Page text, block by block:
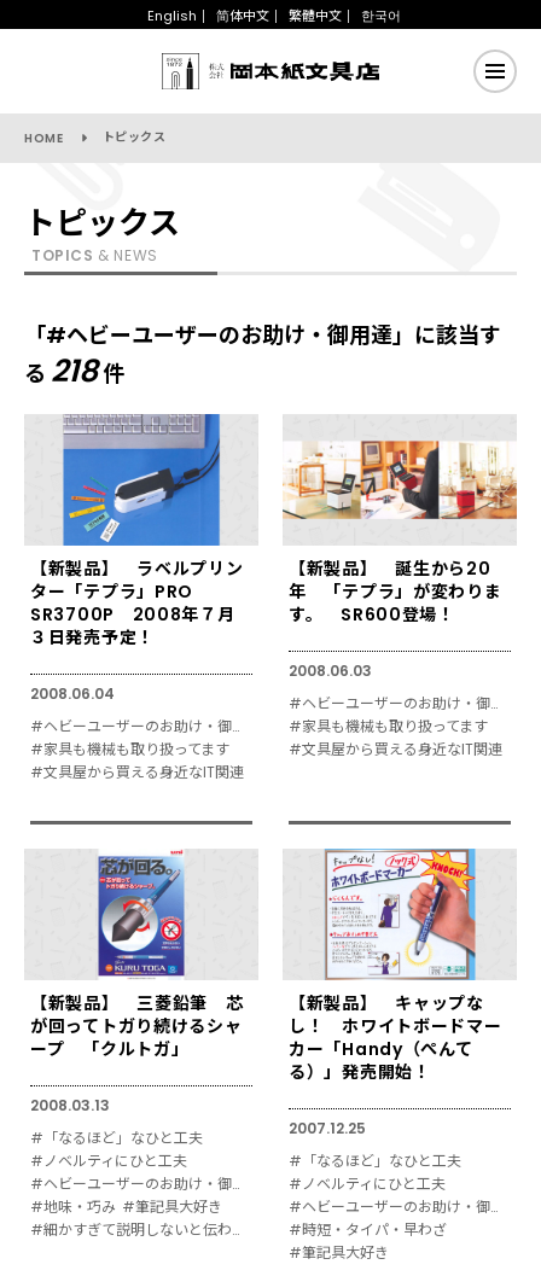
English 简体中文 繁體中文 한국어
HOME トピックス
トピックス
TOPICS & NEWS
「#ヘビーユーザーのお助け・御用達」に該当す
る 218件
【新製品】 ラベルプリン
ター「テプラ」PRO
SR3700P 2008年７月
３日発売予定！
2008.06.04
#ヘビーユーザーのお助け・御用達
#家具も機械も取り扱ってます
#文具屋から買える身近なIT関連
【新製品】 誕生から20
年 「テプラ」が変わりま
す。 SR600登場！
2008.06.03
#ヘビーユーザーのお助け・御用達
#家具も機械も取り扱ってます
#文具屋から買える身近なIT関連
【新製品】 三菱鉛筆 芯
が回ってトガり続けるシャ
ープ 「クルトガ」
2008.03.13
#「なるほど」なひと工夫
#ノベルティにひと工夫
#ヘビーユーザーのお助け・御用達
#地味・巧み #筆記具大好き
#細かすぎて説明しないと伝わりにくい
【新製品】 キャップな
し！ ホワイトボードマー
カー「Handy（ぺんて
る）」発売開始！
2007.12.25
#「なるほど」なひと工夫
#ノベルティにひと工夫
#ヘビーユーザーのお助け・御用達
#時短・タイパ・早わざ
#筆記具大好き